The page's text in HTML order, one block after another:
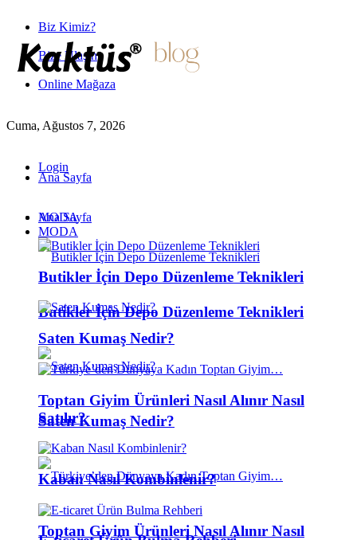
Biz Kimiz?
Bize Ulaşın
Online Mağaza
Cuma, Ağustos 7, 2026
Login
Ana Sayfa
MODA
Butikler İçin Depo Düzenleme Teknikleri
Saten Kumaş Nedir?
Toptan Giyim Ürünleri Nasıl Alınır Nasıl
Ana Sayfa
MODA
Butikler İçin Depo Düzenleme Teknikleri
Saten Kumaş Nedir?
Toptan Giyim Ürünleri Nasıl Alınır Nasıl
Satılır?
Kaban Nasıl Kombinlenir?